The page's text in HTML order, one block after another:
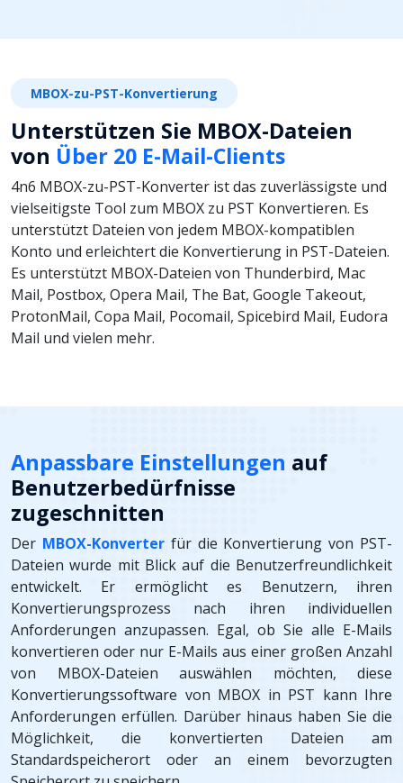
MBOX-zu-PST-Konvertierung
Unterstützen Sie MBOX-Dateien
von Über 20 E-Mail-Clients
4n6 MBOX-zu-PST-Konverter ist das zuverlässigste und
vielseitigste Tool zum MBOX zu PST Konvertieren. Es
unterstützt Dateien von jedem MBOX-kompatiblen
Konto und erleichtert die Konvertierung in PST-Dateien.
Es unterstützt MBOX-Dateien von Thunderbird, Mac
Mail, Postbox, Opera Mail, The Bat, Google Takeout,
ProtonMail, Copa Mail, Pocomail, Spicebird Mail, Eudora
Mail und vielen mehr.
Anpassbare Einstellungen auf
Benutzerbedürfnisse
zugeschnitten
Der MBOX-Konverterfür die Konvertierung von PST-
Dateien wurde mit Blick auf die Benutzerfreundlichkeit
entwickelt. Er ermöglicht es Benutzern, ihren
Konvertierungsprozess nach ihren individuellen
Anforderungen anzupassen. Egal, ob Sie alle E-Mails
konvertieren oder nur E-Mails aus einer großen Anzahl
von MBOX-Dateien auswählen möchten, diese
Konvertierungssoftware von MBOX in PST kann Ihre
Anforderungen erfüllen. Darüber hinaus haben Sie die
Möglichkeit, die konvertierten Dateien am
Standardspeicherort oder an einem bevorzugten